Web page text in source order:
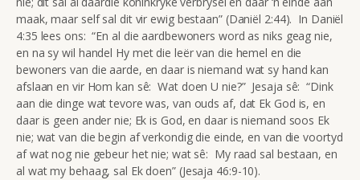
maak, maar self sal dit vir ewig bestaan” (Daniël 2:44). In Daniël
4:35 lees ons: “En al die aardbewoners word as niks geag nie,
en na sy wil handel Hy met die leër van die hemel en die
bewoners van die aarde, en daar is niemand wat sy hand kan
afslaan en vir Hom kan sê: Wat doen U nie?” Jesaja sê: “Dink
aan die dinge wat tevore was, van ouds af, dat Ek God is, en
daar is geen ander nie; Ek is God, en daar is niemand soos Ek
nie; wat van die begin af verkondig die einde, en van die voortyd
af wat nog nie gebeur het nie; wat sê: My raad sal bestaan, en
al wat my behaag, sal Ek doen” (Jesaja 46:9-10).